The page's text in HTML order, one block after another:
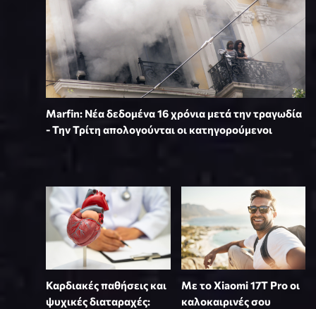
Marfin: Νέα δεδομένα 16 χρόνια μετά την τραγωδία
- Την Τρίτη απολογούνται οι κατηγορούμενοι
Καρδιακές παθήσεις και
ψυχικές διαταραχές:
Με το Xiaomi 17T Pro οι
καλοκαιρινές σου